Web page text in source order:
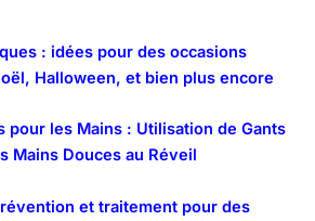
: idées pour des occasions
Halloween, et bien plus encore
pour les Mains : Utilisation de Gants
Mains Douces au Réveil
et traitement pour des